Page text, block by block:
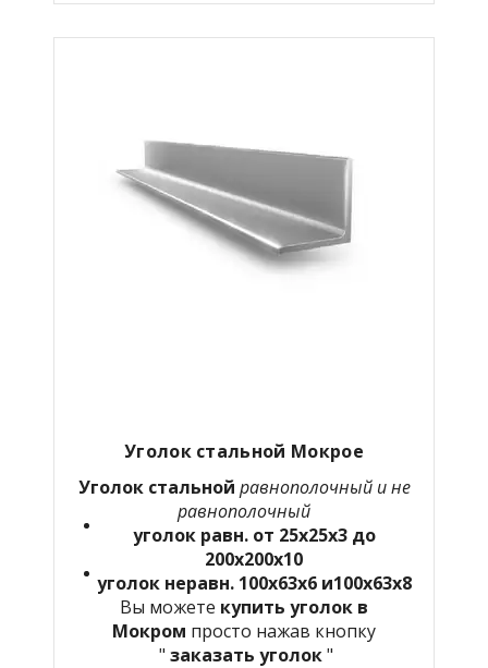
Уголок стальной Мокрое
Уголок стальной равнополочный и не
равнополочный
уголок равн. от 25х25х3 до
200х200х10
уголок неравн. 100х63х6 и100х63х8
Вы можете купить уголок в
Мокром просто нажав кнопку
" заказать уголок"